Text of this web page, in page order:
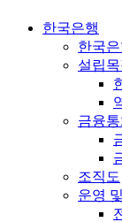
한국은행
한국
설립
금융
조직도
운영